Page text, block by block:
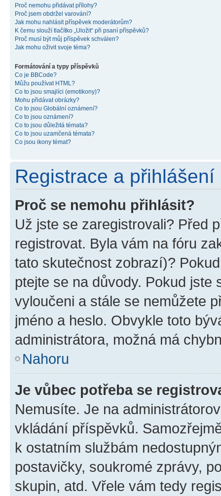
Proč nemohu přidávat přílohy?
Proč jsem obdržel varování?
Jak mohu nahlásit příspěvek moderátorům?
K čemu slouží tlačítko „Uložit“ při psaní příspěvků?
Proč musí být můj příspěvek schválen?
Jak mohu oživit svoje téma?
Formátování a typy příspěvků
Co je BBCode?
Můžu používat HTML?
Co to jsou smajlíci (emotikony)?
Mohu přidávat obrázky?
Co to jsou Globální oznámení?
Co to jsou oznámení?
Co to jsou důležitá témata?
Co to jsou uzamčená témata?
Co jsou ikony témat?
Registrace a přihlášení
Proč se nemohu přihlásit?
Už jste se zaregistrovali? Před
registrovat. Byla vám na fóru
tato skutečnost zobrazí)?
ptejte se na důvody. Pokud jste
vyloučeni a stále se nemůžete
jméno a heslo. Obvykle toto
administrátora, možná má
Nahoru
Je vůbec potřeba se
Nemusíte. Je na
vkládání příspěvků.
k ostatním službám
postavičky, soukromé zprávy,
skupin, atd. Vřele vám tedy